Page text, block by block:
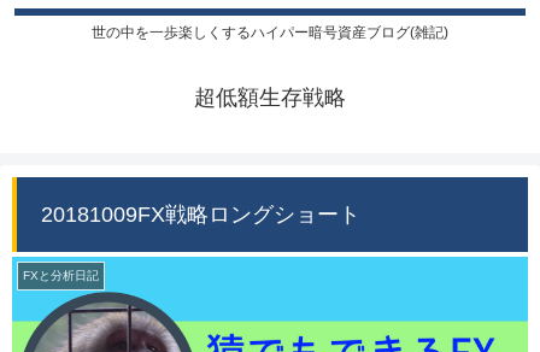
世の中を一歩楽しくするハイパー暗号資産ブログ(雑記)
超低額生存戦略
20181009FX戦略ロングショート
FXと分析日記